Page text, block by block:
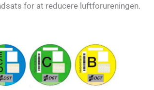
for at reducere luftforureningen.